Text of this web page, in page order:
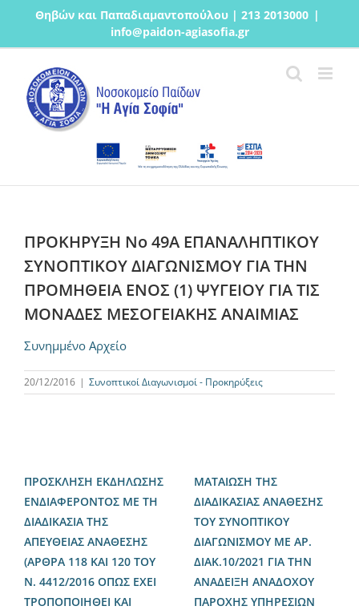
Μετάβαση
περιεχόμενο
Θηβών και Παπαδιαμαντοπούλου | 213 2013000 |
info@paidon-agiasofia.gr
ΠΡΟΚΗΡΥΞΗ Νο 49Α ΕΠΑΝΑΛΗΠΤΙΚΟΥ
ΣΥΝΟΠΤΙΚΟΥ ΔΙΑΓΩΝΙΣΜΟΥ ΓΙΑ ΤΗΝ
ΠΡΟΜΗΘΕΙΑ ΕΝΟΣ (1) ΨΥΓΕΙΟΥ ΓΙΑ ΤΙΣ
ΜΟΝΑΔΕΣ ΜΕΣΟΓΕΙΑΚΗΣ ΑΝΑΙΜΙΑΣ
Συνημμένο Αρχείο
20/12/2016 | Συνοπτικοί Διαγωνισμοί - Προκηρύξεις
ΠΡΟΣΚΛΗΣΗ ΕΚΔΗΛΩΣΗΣ
ΕΝΔΙΑΦΕΡΟΝΤΟΣ ΜΕ ΤΗ
ΔΙΑΔΙΚΑΣΙΑ ΤΗΣ
ΑΠΕΥΘΕΙΑΣ ΑΝΑΘΕΣΗΣ
(ΑΡΘΡΑ 118 ΚΑΙ 120 ΤΟΥ
Ν. 4412/2016 ΟΠΩΣ ΕΧΕΙ
ΤΡΟΠΟΠΟΙΗΘΕΙ ΚΑΙ
ΜΑΤΑΙΩΣΗ ΤΗΣ
ΔΙΑΔΙΚΑΣΙΑΣ ΑΝΑΘΕΣΗΣ
ΤΟΥ ΣΥΝΟΠΤΙΚΟΥ
ΔΙΑΓΩΝΙΣΜΟΥ ΜΕ ΑΡ.
ΔΙΑΚ.10/2021 ΓΙΑ ΤΗΝ
ΑΝΑΔΕΙΞΗ ΑΝΑΔΟΧΟΥ
ΠΑΡΟΧΗΣ ΥΠΗΡΕΣΙΩΝ